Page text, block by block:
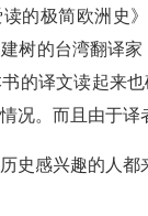
的极简欧洲史
树的台湾翻译
的译文读起来
况。而且由于译
史感兴趣的人都